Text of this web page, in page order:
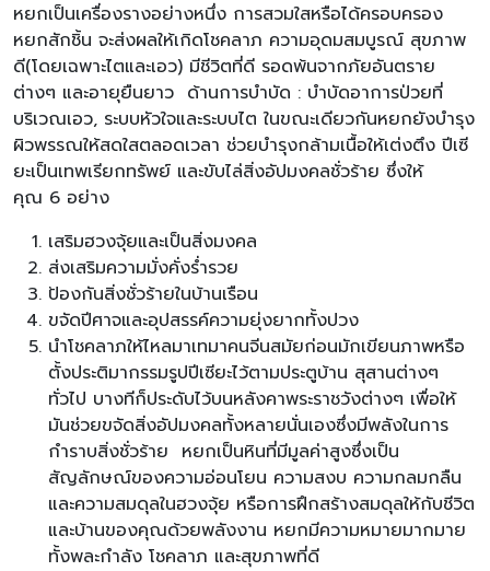
หยกเป็นเครื่องรางอย่างหนึ่ง การสวมใสหรือได้ครอบครอง
หยกสักชิ้น จะส่งผลให้เกิดโชคลาภ ความอุดมสมบูรณ์ สุขภาพ
ดี(โดยเฉพาะไตและเอว) มีชีวิตที่ดี รอดพ้นจากภัยอันตราย
ต่างๆ และอายุยืนยาว ด้านการบำบัด : บำบัดอาการป่วยที่
บริเวณเอว, ระบบหัวใจและระบบไต ในขณะเดียวกันหยกยังบำรุง
ผิวพรรณให้สดใสตลอดเวลา ช่วยบำรุงกล้ามเนื้อให้เต่งตึง ปีเซี
ยะเป็นเทพเรียกทรัพย์ และขับไล่สิ่งอัปมงคลชั่วร้าย ซึ่งให้
คุณ 6 อย่าง
เสริมฮวงจุ้ยและเป็นสิ่งมงคล
ส่งเสริมความมั่งคั่งร่ำรวย
ป้องกันสิ่งชั่วร้ายในบ้านเรือน
ขจัดปีศาจและอุปสรรค์ความยุ่งยากทั้งปวง
นำโชคลาภให้ไหลมาเทมาคนจีนสมัยก่อนมักเขียนภาพหรือ
ตั้งประติมากรรมรูปปีเซียะไว้ตามประตูบ้าน สุสานต่างๆ
ทั่วไป บางทีก็ประดับไว้บนหลังคาพระราชวังต่างๆ เพื่อให้
มันช่วยขจัดสิ่งอัปมงคลทั้งหลายนั่นเองซึ่งมีพลังในการ
กำราบสิ่งชั่วร้าย หยกเป็นหินที่มีมูลค่าสูงซึ่งเป็น
สัญลักษณ์ของความอ่อนโยน ความสงบ ความกลมกลืน
และความสมดุลในฮวงจุ้ย หรือการฝึกสร้างสมดุลให้กับชีวิต
และบ้านของคุณด้วยพลังงาน หยกมีความหมายมากมาย
ทั้งพละกำลัง โชคลาภ และสุขภาพที่ดี